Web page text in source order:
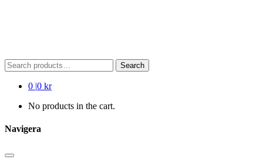
Search
for:
Search
0 |0 kr
No products in the cart.
Navigera